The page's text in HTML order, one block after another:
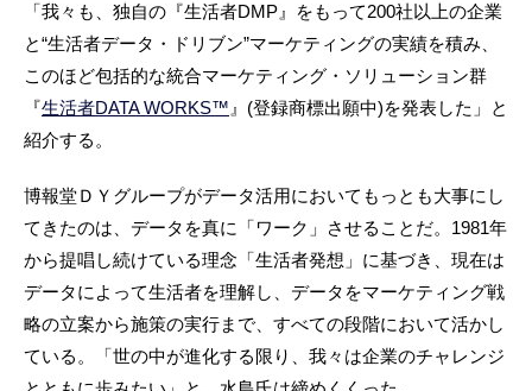
「我々も、独自の『生活者DMP』をもって200社以上の企業
と“生活者データ・ドリブン”マーケティングの実績を積み、
このほど包括的な統合マーケティング・ソリューション群
『生活者DATA WORKS™』(登録商標出願中)を発表した」と
紹介する。
博報堂ＤＹグループがデータ活用においてもっとも大事にし
てきたのは、データを真に「ワーク」させることだ。1981年
から提唱し続けている理念「生活者発想」に基づき、現在は
データによって生活者を理解し、データをマーケティング戦
略の立案から施策の実行まで、すべての段階において活かし
ている。「世の中が進化する限り、我々は企業のチャレンジ